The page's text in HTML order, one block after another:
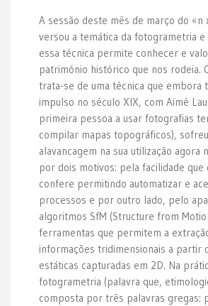
A sessão deste mês de março do «n
versou a temática da fotogrametria
essa técnica permite conhecer e
património histórico que nos rodeia.
trata-se de uma técnica que embora
impulso no século XIX, com Aimé
primeira pessoa a usar fotografias
compilar mapas topográficos),
alavancagem na sua utilização agora
por dois motivos: pela facilidade que
confere permitindo automatizar e
processos e por outro lado, pelo
algoritmos SfM (Structure from
ferramentas que permitem a
informações tridimensionais a partir
estáticas capturadas em 2D. Na
fotogrametria (palavra que,
composta por três palavras gregas: